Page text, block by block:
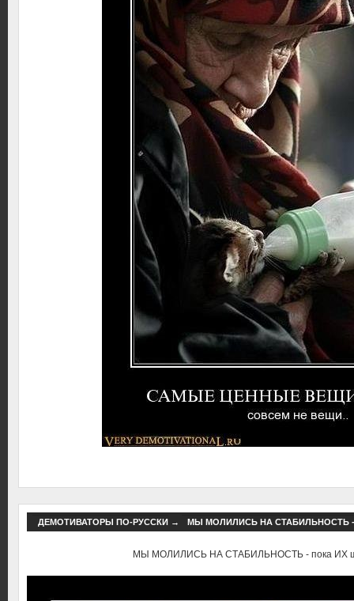
ДЕМОТИВАТОРЫ ПО-РУССКИ→ МЫ МОЛИЛИСЬ НА СТАБИЛЬНОСТЬ
МЫ МОЛИЛИСЬ НА СТАБИЛЬНОСТЬ - пока ИХ